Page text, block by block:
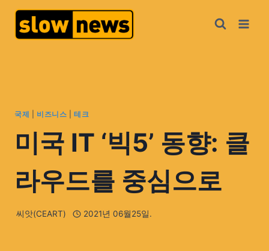
국제 비즈니스 |테크
미국 IT ‘빅5’ 동향: 클
라우드를 중심으로
씨앗(CEART) 2021년 06월25일.